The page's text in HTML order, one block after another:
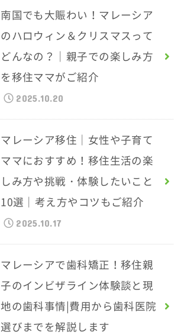
南国でも大賑わい！マレーシア
のハロウィン＆クリスマスって
どんなの？｜親子での楽しみ方
を移住ママがご紹介
2025.10.20
マレーシア移住｜女性や子育て
ママにおすすめ！移住生活の楽
しみ方や挑戦・体験したいこと
10選｜考え方やコツもご紹介
2025.10.17
マレーシアで歯科矯正！移住親
子のインビザライン体験談と現
地の歯科事情|費用から歯科医院
選びまでを解説します